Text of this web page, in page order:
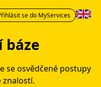
se do MyServices
báze
se osvědčené postupy
znalostí.